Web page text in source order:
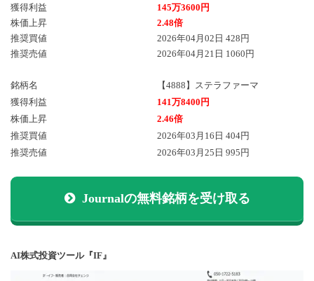
獲得利益
145万3600円
株価上昇
2.48倍
推奨買値
2026年04月02日 428円
推奨売値
2026年04月21日 1060円
銘柄名
【4888】ステラファーマ
獲得利益
141万8400円
株価上昇
2.46倍
推奨買値
2026年03月16日 404円
推奨売値
2026年03月25日 995円
Journalの無料銘柄を受け取る
AI株式投資ツール『IF』